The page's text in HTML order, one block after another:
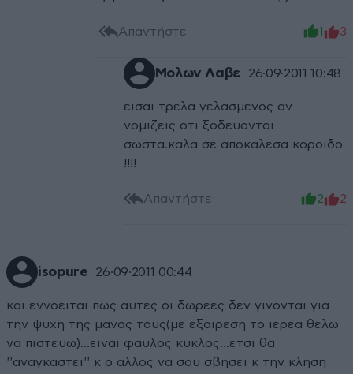
Απαντήστε 1 3
Μολων Λαβε 26·09·2011 10:48
εισαι τρελα γελασμενος αν
νομιζεις οτι ξοδευονται
σωστα.καλα σε αποκαλεσα κοροιδο
!!!!
Απαντήστε 2 2
isopure 26·09·2011 00:44
και εννοειται πως αυτες οι δωρεες δεν γινονται για
την ψυχη της μανας τους(με εξαιρεση το ιερεα θελω
να πιστευω)...ειναι φαυλος κυκλος...ετσι θα
''αναγκαστει'' κ ο αλλος να σου σβησει κ την κληση